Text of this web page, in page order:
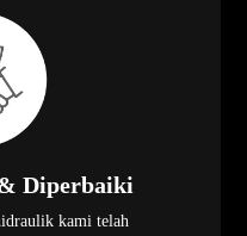
Diperbaiki
kami telah